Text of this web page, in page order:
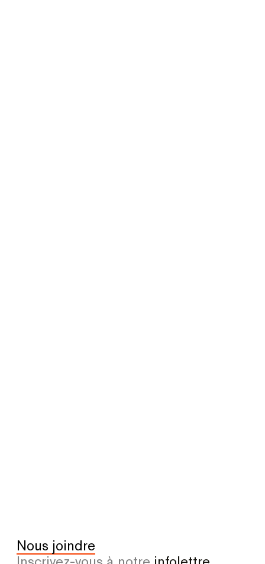
Nous joindre